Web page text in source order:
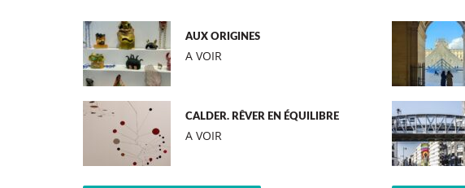
AUX ORIGINES
A VOIR
CALDER. RÊVER EN ÉQUILIBRE
A VOIR